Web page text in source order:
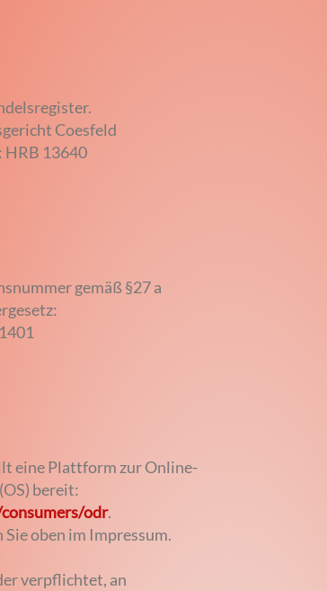
Coesfeld
HRB 13640
gemäß §27 a
eine Plattform zur Online-
bereit:
odr.
oben im Impressum.
verpflichtet, an